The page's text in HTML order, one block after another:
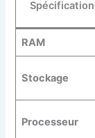
Spécification
RAM
Stockage
Processeur